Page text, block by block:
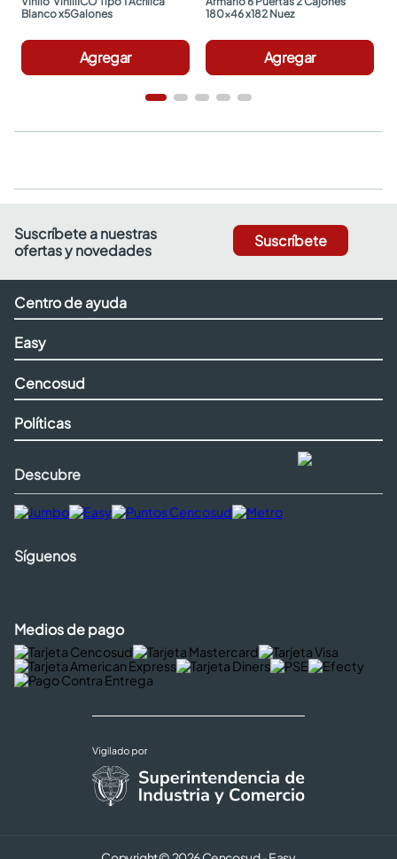
Blanco x5Galones
Agregar
180x46 x182 Nuez
Agregar
Suscríbete a nuestras
ofertas y novedades
Suscríbete
Centro de ayuda
Easy
Cencosud
Políticas
Descubre
Síguenos
Medios de pago